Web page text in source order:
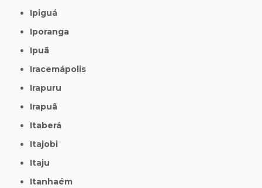
Ipiguá
Iporanga
Ipuã
Iracemápolis
Irapuru
Irapuã
Itaberá
Itajobi
Itaju
Itanhaém